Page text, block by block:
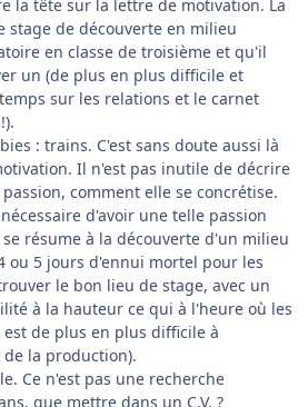
la tête sur la lettre de motivation. La
stage de découverte en milieu
en classe de troisième et qu'il
un (de plus en plus difficile et
sur les relations et le carnet
: trains. C'est sans doute aussi là
Il n'est pas inutile de décrire
comment elle se concrétise.
d'avoir une telle passion
résume à la découverte d'un milieu
ou 5 jours d'ennui mortel pour les
le bon lieu de stage, avec un
à la hauteur ce qui à l'heure où les
de plus en plus difficile à
la production).
Ce n'est pas une recherche
que mettre dans un C.V. ?